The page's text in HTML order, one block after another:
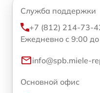
Служба поддержки
+7 (812) 214-73-
Ежедневно с 9:00
info@spb.miele-
Основной офис